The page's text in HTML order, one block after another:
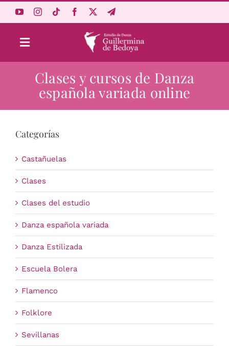
Toggle
Navigation
Aprende Online
Estudio
Carrito
Clases y cursos de Danza
española variada online
Categorías
Castañuelas
Clases
Clases del estudio
Danza española variada
Danza Estilizada
Escuela Bolera
Flamenco
Folklore
Sevillanas